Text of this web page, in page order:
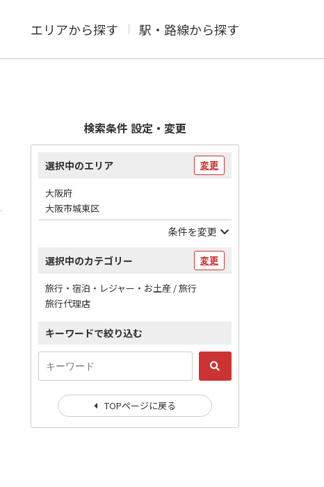
エリアから探す 駅・路線から探す
検索条件 設定・変更
選択中のエリア 変更
大阪府
大阪市城東区
条件を変更
選択中のカテゴリー 変更
旅行・宿泊・レジャー・お土産 / 旅行
旅行代理店
キーワードで絞り込む
TOPページに戻る